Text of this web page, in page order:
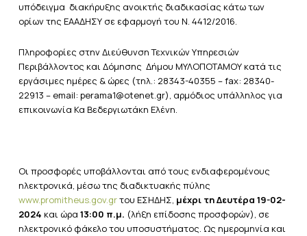
υπόδειγμα διακήρυξης ανοικτής διαδικασίας κάτω των
ορίων της ΕΑΑΔΗΣΥ σε εφαρμογή του Ν. 4412/2016.
Πληροφορίες στην Διεύθυνση Τεχνικών Υπηρεσιών
Περιβάλλοντος και Δόμησης Δήμου ΜΥΛΟΠΟΤΑΜΟΥ κατά τις
εργάσιμες ημέρες & ώρες (τηλ.: 28343-40355 – fax: 28340-
22913 – email: perama1@otenet.gr), αρμόδιος υπάλληλος για
επικοινωνία Κα Βεδεργιωτάκη Ελένη.
Οι προσφορές υποβάλλονται από τους ενδιαφερομένους
ηλεκτρονικά, μέσω της διαδικτυακής πύλης
www.promitheus.gov.grτου ΕΣΗΔΗΣ, μέχρι τη Δευτέρα 19-02-
2024 και ώρα 13:00 π.μ. (λήξη επίδοσης προσφορών), σε
ηλεκτρονικό φάκελο του υποσυστήματος. Ως ημερομηνία και